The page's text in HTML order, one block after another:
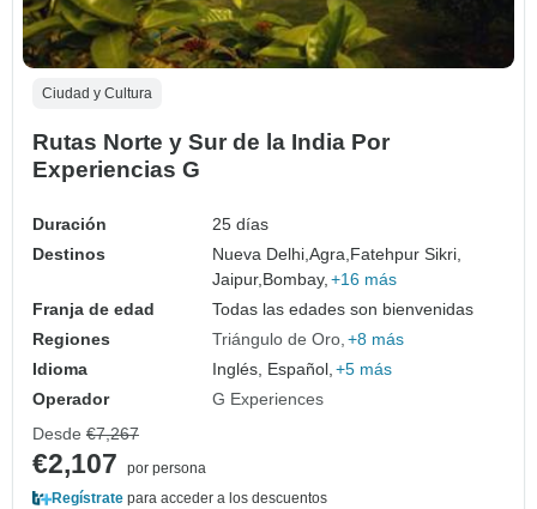
Ciudad y Cultura
Rutas Norte y Sur de la India Por
Experiencias G
Duración
25 días
Destinos
Nueva Delhi,Agra, Fatehpur Sikri,
Jaipur, Bombay, +16 más
Franja de edad
Todas las edades son bienvenidas
Regiones
Triángulo de Oro +8 más
Idioma
Inglés, Español, +5 más
Operador
G Experiences
Desde €7,267
€2,107
por persona
Regístrate para acceder a los descuentos